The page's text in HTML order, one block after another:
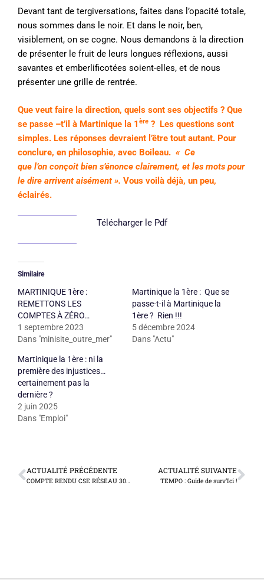
Devant tant de tergiversations, faites dans l’opacité totale,
nous sommes dans le noir. Et dans le noir, ben,
visiblement, on se cogne. Nous demandons à la direction
de présenter le fruit de leurs longues réflexions, aussi
savantes et emberlificotées soient-elles, et de nous
présenter une grille de rentrée.
Que veut faire la direction, quels sont ses objectifs ? Que
se passe –t’il à Martinique la 1 ère ? Les questions sont
simples. Les réponses devraient l’être tout autant. Pour
conclure, en philosophie, avec Boileau. « Ce
que l’on conçoit bien s’énonce clairement, et les mots pour
le dire arrivent aisément ». Vous voilà déjà, un peu,
éclairés.
Télécharger le Pdf
Similaire
MARTINIQUE 1ère :
REMETTONS LES
COMPTES À ZÉRO…
1 septembre 2023
Dans "minisite_outre_mer"
Martinique la 1ère : Que se
passe-t-il à Martinique la
1ère ? Rien !!!
5 décembre 2024
Dans "Actu"
Martinique la 1ère : ni la
première des injustices…
certainement pas la
dernière ?
2 juin 2025
Dans "Emploi"
ACTUALITÉ PRÉCÉDENTE ACTUALITÉ SUIVANTE
TEMPO : Guide de surv’Ici !